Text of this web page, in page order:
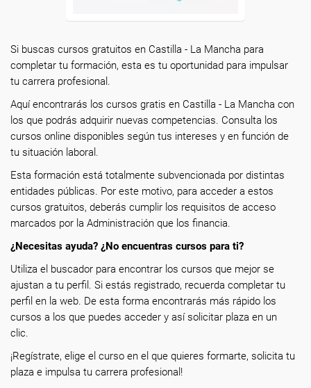
Si buscas cursos gratuitos en Castilla - La Mancha para
completar tu formación, esta es tu oportunidad para impulsar
tu carrera profesional.
Aquí encontrarás los cursos gratis en Castilla - La Mancha con
los que podrás adquirir nuevas competencias. Consulta los
cursos online disponibles según tus intereses y en función de
tu situación laboral.
Esta formación está totalmente subvencionada por distintas
entidades públicas. Por este motivo, para acceder a estos
cursos gratuitos, deberás cumplir los requisitos de acceso
marcados por la Administración que los financia.
¿Necesitas ayuda? ¿No encuentras cursos para ti?
Utiliza el buscador para encontrar los cursos que mejor se
ajustan a tu perfil. Si estás registrado, recuerda completar tu
perfil en la web. De esta forma encontrarás más rápido los
cursos a los que puedes acceder y así solicitar plaza en un
clic.
¡Regístrate, elige el curso en el que quieres formarte, solicita tu
plaza e impulsa tu carrera profesional!